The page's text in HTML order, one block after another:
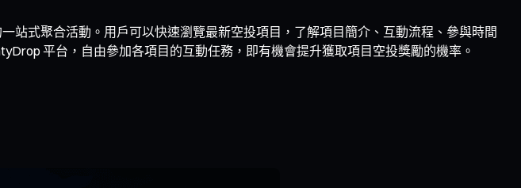
站式聚合活動。用戶可以快速瀏覽最新空投項目，了解項目簡介、互動流程、參與時間
平台，自由參加各項目的互動任務，即有機會提升獲取項目空投獎勵的機率。